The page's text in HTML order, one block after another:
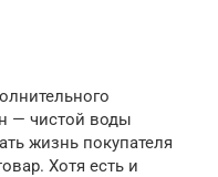
— чистой воды
жизнь покупателя
Хотя есть и